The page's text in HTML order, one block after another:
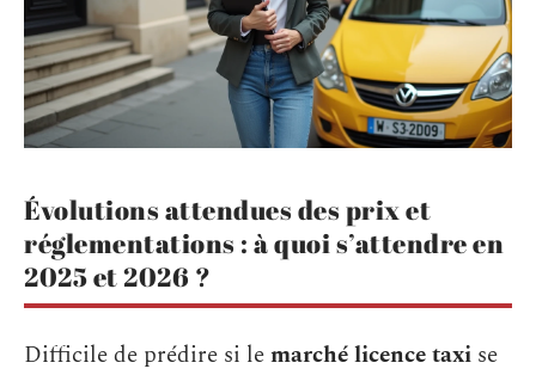
Évolutions attendues des prix et
réglementations : à quoi s’attendre en
2025 et 2026 ?
Difficile de prédire si lemarché licence taxi se